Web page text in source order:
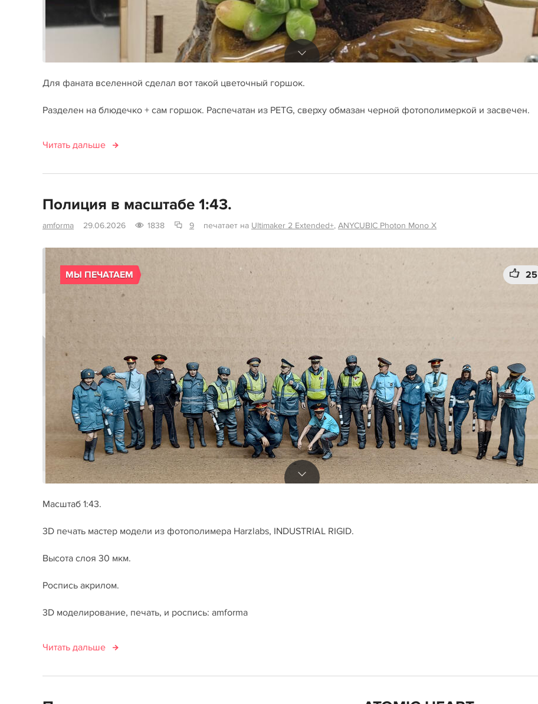
Для фаната вселенной сделал вот такой цветочный горшок.
Разделен на блюдечко + сам горшок. Распечатан из PETG, сверху обмазан черной фотополимеркой и засвечен.
Читать дальше
Полиция в масштабе 1:43.
amforma 29.06.2026 1838 9 печатает на Ultimaker 2 Extended+, ANYCUBIC Photon Mono X
МЫ ПЕЧАТАЕМ 25
Масштаб 1:43.
3D печать мастер модели из фотополимера Harzlabs, INDUSTRIAL RIGID.
Высота слоя 30 мкм.
Роспись акрилом.
3D моделирование, печать, и роспись: amforma
Читать дальше